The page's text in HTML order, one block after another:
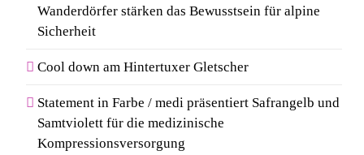
Wanderdörfer stärken das Bewusstsein für alpine
Sicherheit
Cool down am Hintertuxer Gletscher
Statement in Farbe / medi präsentiert Safrangelb und
Samtviolett für die medizinische
Kompressionsversorgung